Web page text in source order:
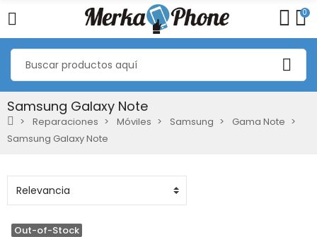
0
Samsung Galaxy Note
Reparaciones Móviles Samsung
Gama Note
Samsung Galaxy Note
Out-of-Stock